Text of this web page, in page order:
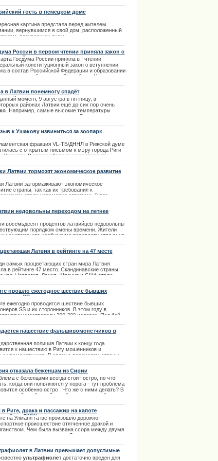
гость в немецком доме
картина предстала перед жителем
вернувшимся в свой дом, расположенный
воскресным днем.
России в первом чтении приняла закон о
Крыма
Госдума России приняла в I чтении
конституционный закон о вступлении
в состав Российской Федерации и образовании
новых субъектов — Республики Крым и
в Латвии понемногу спадёт
момент, 9 августра в пятницу, в
районах Латвии ещё до сих пор очень
. Например, самые высокие температуры
в ильная в восточных частях Латвии, в которых
к Ушакову извиниться за зоопарк
фракция VL-ТБ/ДННЛ в Рижской думе
с открытым письмом к мэру города Риги
Ушакову. В своем обращении подписанты
Латвии тормозят экономическое развитие
Латвии затормаживают экономическое
страны, так как их требования к
стали непомерно строгими. Гиртс
в Латвийской торгово-промышленной палате
что ранее фирмы могли комбинировать и с
кредиты.
недовольны переходом на летнее
восемьдесят процентов латвийцев недовольны
порядком смены времени. Жители
считают, что необходимо перевести страну на
года.
Латвия в рейтинге на 47 месте
самых процветающих стран мира Латвия
в рейтинге 47 место. Скандинавские страны,
как: Норвегия, Дания, Швеция и США стали
прошло ежегодное шествие бывших
SS и их сторонников
ежегодно проводится шествие бывших
SS и их сторонников. В этом году в
участвовали 200-300 человек. Под бой
прошли от Домской площади к памятнику
нашествие фальшивомонетчиков в
полиция Латвии к концу года
к нашествию в Ригу мошенников и
В связи с переходом страны
в Риге произошел неприятный инцидент.
отказала беженцам из Сирии
с беженцами всегда стоит остро, но что
когда они появляются у порога - тут проблема
особенно остро . Что же с ними делать? В
с этой проблемой разобрались очень быстро и
Риге, драка и пассажир на капоте
BMW
на Улманя гатве произошло дорожно-
происшествие отягченное дракой и
Чем была вызвана ссора между двумя
людьми неизвестно. Существует только
в Латвии превышает допустимые
ультрафиолет достаточно вреден для